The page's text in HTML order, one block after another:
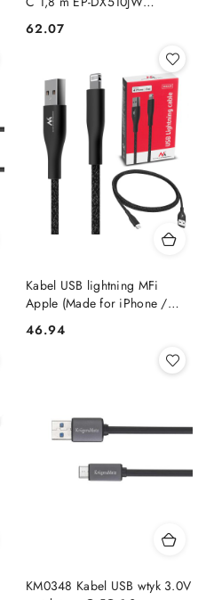
Samsung Samsung
Cena:
62.07
Kabel USB lightning MFi
Apple (Made for iPhone /
1m, czarny, MCE845B
Cena:
46.94
KM0348 Kabel USB wtyk 3.0V